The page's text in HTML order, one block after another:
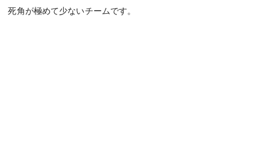
死角が極めて少ないチームです。